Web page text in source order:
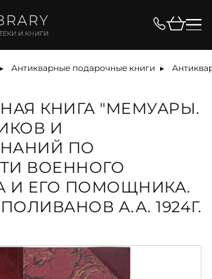
Антикварные подарочные книги
КНИГА "МЕМУАРЫ.
И
ПО
ВОЕННОГО
И ЕГО ПОМОЩНИКА.
ПОЛИВАНОВ А.А. 1924Г.